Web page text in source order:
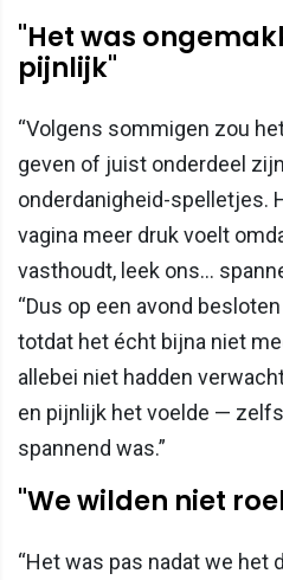
"Het was
pijnlijk"
“Volgens sommigen zou
geven of juist onderdeel
onderdanigheid-spelletjes.
vagina meer druk voelt
vasthoudt, leek ons…
“Dus op een avond
totdat het écht bijna niet
allebei niet hadden
en pijnlijk het voelde —
spannend was.”
"We wilden niet
“Het was pas nadat we het